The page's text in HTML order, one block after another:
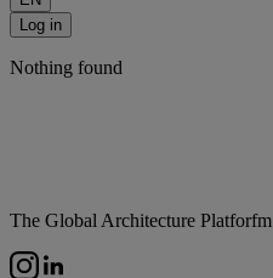
Log in
Nothing found
The Global Architecture Platforfm